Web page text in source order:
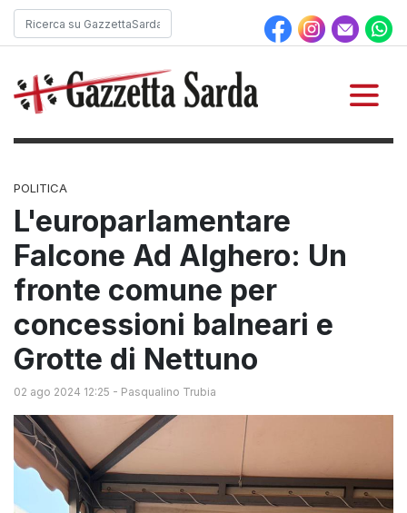
POLITICA
L'europarlamentare
Falcone Ad Alghero: Un
fronte comune per
concessioni balneari e
Grotte di Nettuno
02 ago 2024 12:25 - Pasqualino Trubia